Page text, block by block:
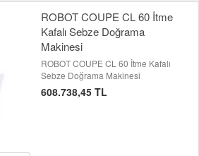
ROBOT COUPE CL 60 İtme
Kafalı Sebze Doğrama
Makinesi
ROBOT COUPE CL 60 İtme Kafalı
Sebze Doğrama Makinesi
608.738,45 TL